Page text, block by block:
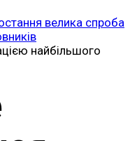
велика спроба
найбільшого